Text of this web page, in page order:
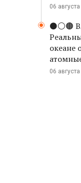
06
⚫️⚪️🟤
океане
06